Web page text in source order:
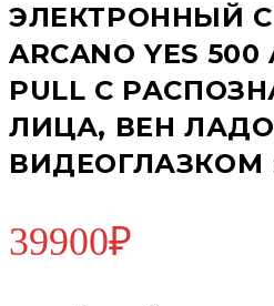
ЭЛЕКТРОННЫЙ
ARCANO YES 500
PULL С
ЛИЦА, ВЕН
ВИДЕОГЛАЗКОМ
39900₽